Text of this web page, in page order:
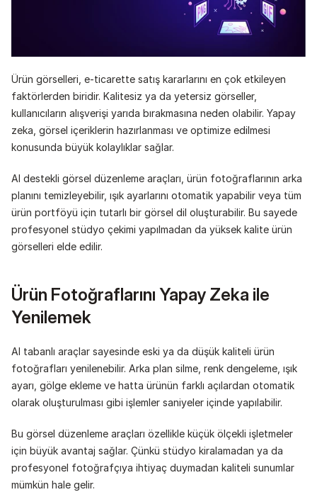
Ürün görselleri, e-ticarette satış kararlarını en çok etkileyen
faktörlerden biridir. Kalitesiz ya da yetersiz görseller,
kullanıcıların alışverişi yarıda bırakmasına neden olabilir. Yapay
zeka, görsel içeriklerin hazırlanması ve optimize edilmesi
konusunda büyük kolaylıklar sağlar.
AI destekli görsel düzenleme araçları, ürün fotoğraflarının arka
planını temizleyebilir, ışık ayarlarını otomatik yapabilir veya tüm
ürün portföyü için tutarlı bir görsel dil oluşturabilir. Bu sayede
profesyonel stüdyo çekimi yapılmadan da yüksek kalite ürün
görselleri elde edilir.
Ürün Fotoğraflarını Yapay Zeka ile
Yenilemek
AI tabanlı araçlar sayesinde eski ya da düşük kaliteli ürün
fotoğrafları yenilenebilir. Arka plan silme, renk dengeleme, ışık
ayarı, gölge ekleme ve hatta ürünün farklı açılardan otomatik
olarak oluşturulması gibi işlemler saniyeler içinde yapılabilir.
Bu görsel düzenleme araçları özellikle küçük ölçekli işletmeler
için büyük avantaj sağlar. Çünkü stüdyo kiralamadan ya da
profesyonel fotoğrafçıya ihtiyaç duymadan kaliteli sunumlar
mümkün hale gelir.